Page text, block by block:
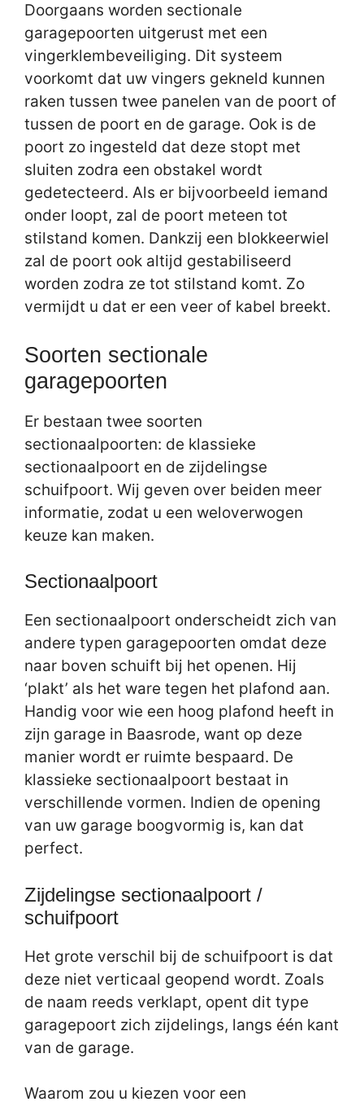
Doorgaans worden sectionale
garagepoorten uitgerust met een
vingerklembeveiliging. Dit systeem
voorkomt dat uw vingers gekneld kunnen
raken tussen twee panelen van de poort of
tussen de poort en de garage. Ook is de
poort zo ingesteld dat deze stopt met
sluiten zodra een obstakel wordt
gedetecteerd. Als er bijvoorbeeld iemand
onder loopt, zal de poort meteen tot
stilstand komen. Dankzij een blokkeerwiel
zal de poort ook altijd gestabiliseerd
worden zodra ze tot stilstand komt. Zo
vermijdt u dat er een veer of kabel breekt.
Soorten sectionale
garagepoorten
Er bestaan twee soorten
sectionaalpoorten: de klassieke
sectionaalpoort en de zijdelingse
schuifpoort. Wij geven over beiden meer
informatie, zodat u een weloverwogen
keuze kan maken.
Sectionaalpoort
Een sectionaalpoort onderscheidt zich van
andere typen garagepoorten omdat deze
naar boven schuift bij het openen. Hij
‘plakt’ als het ware tegen het plafond aan.
Handig voor wie een hoog plafond heeft in
zijn garage in Baasrode, want op deze
manier wordt er ruimte bespaard. De
klassieke sectionaalpoort bestaat in
verschillende vormen. Indien de opening
van uw garage boogvormig is, kan dat
perfect.
Zijdelingse sectionaalpoort /
schuifpoort
Het grote verschil bij de schuifpoort is dat
deze niet verticaal geopend wordt. Zoals
de naam reeds verklapt, opent dit type
garagepoort zich zijdelings, langs één kant
van de garage.
Waarom zou u kiezen voor een